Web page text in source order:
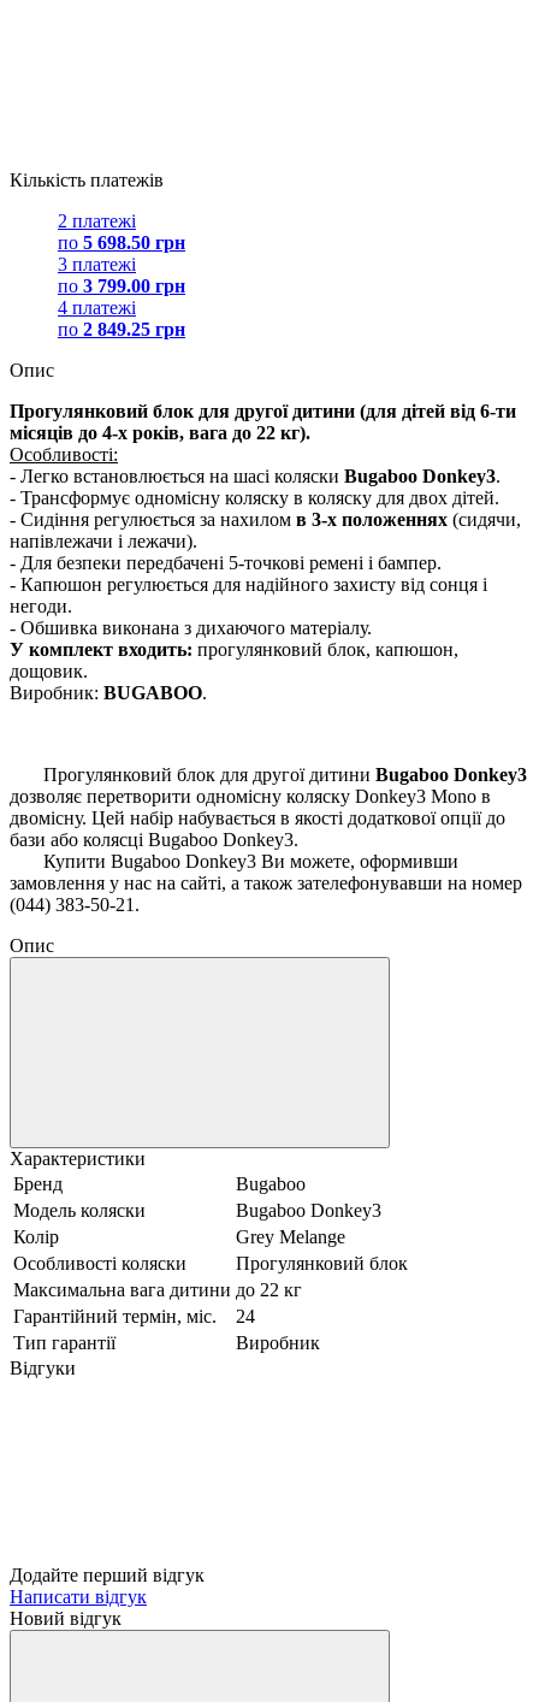
Кількість платежів
2 платежі
по 5 698.50 грн
3 платежі
по 3 799.00 грн
4 платежі
по 2 849.25 грн
Опис
Прогулянковий блок для другої дитини (для дітей від 6-ти
місяців до 4-х років, вага до 22 кг).
Особливості:
- Легко встановлюється на шасі коляски Bugaboo Donkey3.
- Трансформує одномісну коляску в коляску для двох дітей.
- Сидіння регулюється за нахилом в 3-х положеннях (сидячи,
напівлежачи і лежачи).
- Для безпеки передбачені 5-точкові ремені і бампер.
- Капюшон регулюється для надійного захисту від сонця і
негоди.
- Обшивка виконана з дихаючого матеріалу.
У комплект входить: прогулянковий блок, капюшон,
дощовик.
Виробник: BUGABOO.
Прогулянковий блок для другої дитини Bugaboo Donkey3
дозволяє перетворити одномісну коляску Donkey3 Mono в
двомісну. Цей набір набувається в якості додаткової опції до
бази або колясці Bugaboo Donkey3.
Купити Bugaboo Donkey3 Ви можете, оформивши
замовлення у нас на сайті, а також зателефонувавши на номер
(044) 383-50-21.
Опис
Характеристики
Бренд
Bugaboo
Модель коляски
Bugaboo Donkey3
Колір
Grey Melange
Особливості коляски
Прогулянковий блок
Максимальна вага дитини до 22 кг
Гарантійний термін, міс.
24
Тип гарантії
Виробник
Відгуки
Додайте перший відгук
Написати відгук
Новий відгук